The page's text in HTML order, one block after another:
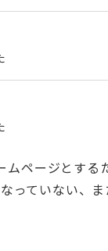
ページとす
っていない